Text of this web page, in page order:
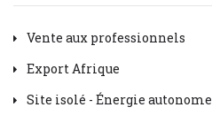
Vente aux professionnels
Export Afrique
Site isolé - Énergie autonome